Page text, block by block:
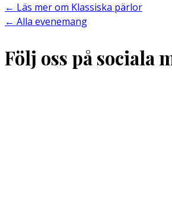
← Läs mer om Klassiska pärlor
← Alla evenemang
Följ oss på sociala